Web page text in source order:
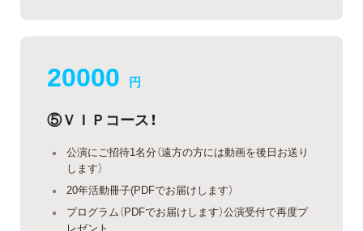
20000 円
⑤ＶＩＰコース！
公演にご招待1名分（遠方の方には動画を後日お送り
します）
20年活動冊子(PDFでお届けします）
プログラム（PDFでお届けします）公演受付で再度プ
レゼント